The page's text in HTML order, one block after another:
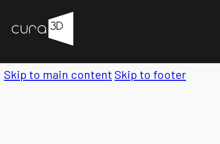
Skip to main content Skip to footer